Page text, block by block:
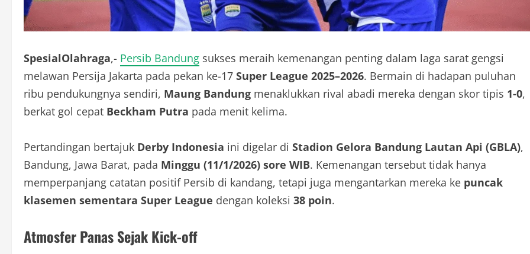
SpesialOlahraga,- Persib Bandung sukses meraih kemenangan penting dalam laga sarat gengsi
melawan Persija Jakarta pada pekan ke-17 Super League 2025–2026. Bermain di hadapan puluhan
ribu pendukungnya sendiri, Maung Bandung menaklukkan rival abadi mereka dengan skor tipis 1-0,
berkat gol cepat Beckham Putra pada menit kelima.
Pertandingan bertajuk Derby Indonesia ini digelar di Stadion Gelora Bandung Lautan Api (GBLA),
Bandung, Jawa Barat, pada Minggu (11/1/2026) sore WIB. Kemenangan tersebut tidak hanya
memperpanjang catatan positif Persib di kandang, tetapi juga mengantarkan mereka ke puncak
klasemen sementara Super League dengan koleksi 38 poin.
Atmosfer Panas Sejak Kick-off